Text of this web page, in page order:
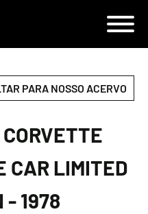
PARA NOSSO ACERVO
CAR LIMITED
- 1978